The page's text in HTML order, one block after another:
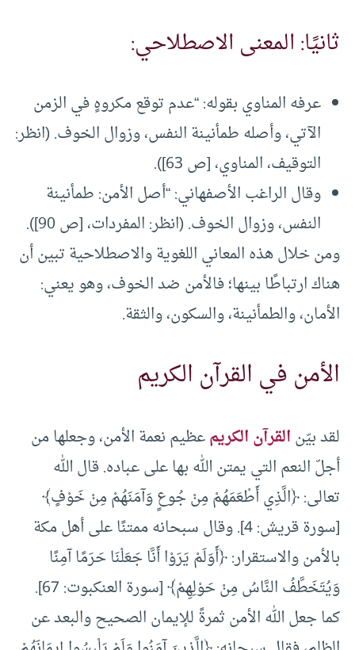
ثانيًا: المعنى الاصطلاحي:
عرفه المناوي بقوله: “عدم توقع مكروهٍ في الزمن
الآتي، وأصله طمأنينة النفس، وزوال الخوف. (انظر:
التوقيف، المناوي، [ص 63]).
وقال الراغب الأصفهاني: “أصل الأمن: طمأنينة
النفس، وزوال الخوف. (انظر: المفردات، [ص 90]).
ومن خلال هذه المعاني اللغوية والاصطلاحية تبين أن
هناك ارتباطًا بينها؛ فالأمن ضد الخوف، وهو يعني:
الأمان، والطمأنينة، والسكون، والثقة.
الأمن في القرآن الكريم
لقد بيّنالقرآن الكريمعظيم نعمة الأمن، وجعلها من
أجلّ النعم التي يمتن الله بها على عباده. قال الله
تعالى: ﴿الَّذِي أَطْعَمَهُمْ مِنْ جُوعٍ وَآمَنَهُمْ مِنْ خَوْفٍ﴾
[سورة قريش: 4]. وقال سبحانه ممتنًا على أهل مكة
بالأمن والاستقرار: ﴿أَوَلَمْ يَرَوْا أَنَّا جَعَلْنَا حَرَمًا آمِنًا
وَيُتَخَطَّفُ النَّاسُ مِنْ حَوْلِهِمْ﴾ [سورة العنكبوت: 67].
كما جعل الله الأمن ثمرةً للإيمان الصحيح والبعد عن